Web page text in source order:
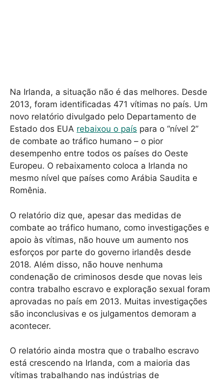
Na Irlanda, a situação não é das melhores. Desde
2013, foram identificadas 471 vítimas no país. Um
novo relatório divulgado pelo Departamento de
Estado dos EUA rebaixou o país para o “nível 2”
de combate ao tráfico humano – o pior
desempenho entre todos os países do Oeste
Europeu. O rebaixamento coloca a Irlanda no
mesmo nível que países como Arábia Saudita e
Romênia.
O relatório diz que, apesar das medidas de
combate ao tráfico humano, como investigações e
apoio às vítimas, não houve um aumento nos
esforços por parte do governo irlandês desde
2018. Além disso, não houve nenhuma
condenação de criminosos desde que novas leis
contra trabalho escravo e exploração sexual foram
aprovadas no país em 2013. Muitas investigações
são inconclusivas e os julgamentos demoram a
acontecer.
O relatório ainda mostra que o trabalho escravo
está crescendo na Irlanda, com a maioria das
vítimas trabalhando nas indústrias de